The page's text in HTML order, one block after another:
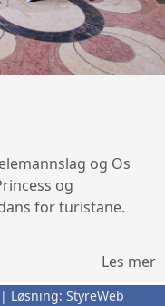
og Os
og
for turistane.
Les mer
Løsning: StyreWeb